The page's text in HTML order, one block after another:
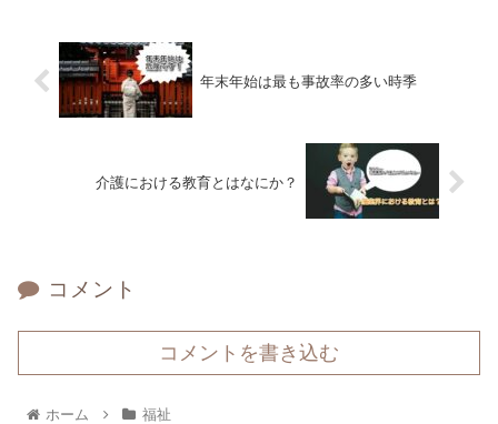
年末年始は最も事故率の多い時季
介護における教育とはなにか？
コメント
コメントを書き込む
ホーム 福祉